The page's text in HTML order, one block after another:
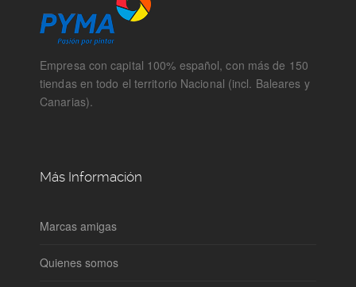
Empresa con capital 100% español, con más de 150
tiendas en todo el territorio Nacional (incl. Baleares y
Canarias).
Más Información
Marcas amigas
Quienes somos